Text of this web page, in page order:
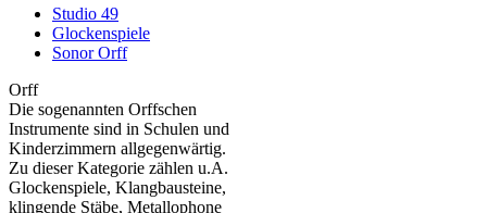
Studio 49
Glockenspiele
Sonor Orff
Orff
Die sogenannten Orffschen
Instrumente sind in Schulen und
Kinderzimmern allgegenwärtig.
Zu dieser Kategorie zählen u.A.
Glockenspiele, Klangbausteine,
klingende Stäbe, Metallophone